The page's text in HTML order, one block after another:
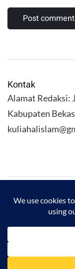
Kontak
Alamat Redaksi:
Kabupaten